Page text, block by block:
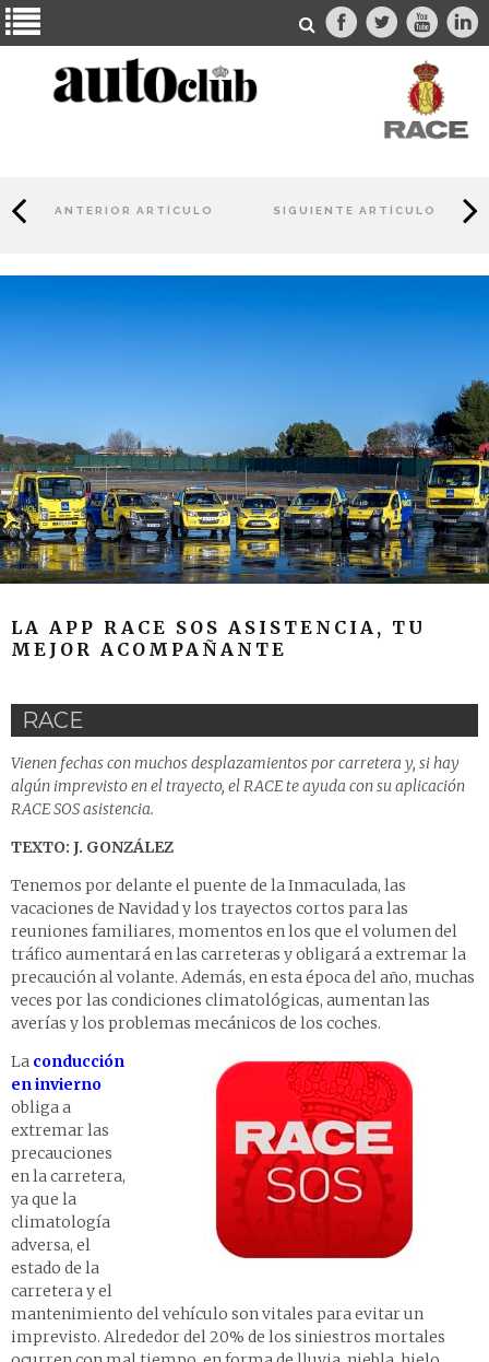
ANTERIOR ARTÍCULO SIGUIENTE ARTÍCULO
LA APP RACE SOS ASISTENCIA, TU
MEJOR ACOMPAÑANTE
RACE
Vienen fechas con muchos desplazamientos por carretera y, si hay
algún imprevisto en el trayecto, el RACE te ayuda con su aplicación
RACE SOS asistencia.
TEXTO: J. GONZÁLEZ
Tenemos por delante el puente de la Inmaculada, las
vacaciones de Navidad y los trayectos cortos para las
reuniones familiares, momentos en los que el volumen del
tráfico aumentará en las carreteras y obligará a extremar la
precaución al volante. Además, en esta época del año, muchas
veces por las condiciones climatológicas, aumentan las
averías y los problemas mecánicos de los coches.
La conducción
en invierno
obliga a
extremar las
precauciones
en la carretera,
ya que la
climatología
adversa, el
estado de la
carretera y el
mantenimiento del vehículo son vitales para evitar un
imprevisto. Alrededor del 20% de los siniestros mortales